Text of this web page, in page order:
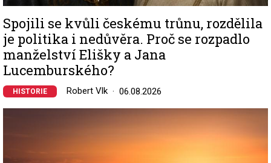
Spojili se kvůli českému trůnu, rozdělila
je politika i nedůvěra. Proč se rozpadlo
manželství Elišky a Jana
Lucemburského?
HISTORIE Robert Vlk 06.08.2026